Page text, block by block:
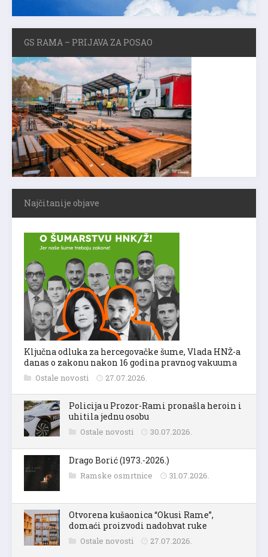
GS RAMA – PRIJAVA ZA POSAO
Najčitanije objave
Ključna odluka za hercegovačke šume, Vlada HNŽ-a
danas o zakonu nakon 16 godina pravnog vakuuma
Ostale novosti 27.07.2026.
Policija u Prozor-Rami pronašla heroin i
uhitila jednu osobu
Ostale novosti 30.07.2026.
Drago Borić (1973.-2026.)
Ramske osmrtnice 31.07.2026.
Otvorena kušaonica “Okusi Rame”,
domaći proizvodi nadohvat ruke
Ostale novosti 27.07.2026.